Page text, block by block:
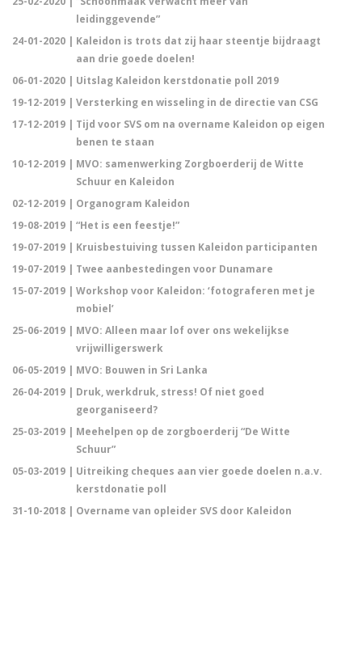
leidinggevende”
24-01-2020 | Kaleidon is trots dat zij haar steentje bijdraagt
aan drie goede doelen!
06-01-2020 | Uitslag Kaleidon kerstdonatie poll 2019
19-12-2019 | Versterking en wisseling in de directie van CSG
17-12-2019 | Tijd voor SVS om na overname Kaleidon op eigen
benen te staan
10-12-2019 | MVO: samenwerking Zorgboerderij de Witte
Schuur en Kaleidon
02-12-2019 | Organogram Kaleidon
19-08-2019 | “Het is een feestje!”
19-07-2019 | Kruisbestuiving tussen Kaleidon participanten
19-07-2019 | Twee aanbestedingen voor Dunamare
15-07-2019 | Workshop voor Kaleidon: ‘fotograferen met je
mobiel’
25-06-2019 | MVO: Alleen maar lof over ons wekelijkse
vrijwilligerswerk
06-05-2019 | MVO: Bouwen in Sri Lanka
26-04-2019 | Druk, werkdruk, stress! Of niet goed
georganiseerd?
25-03-2019 | Meehelpen op de zorgboerderij “De Witte
Schuur”
05-03-2019 | Uitreiking cheques aan vier goede doelen n.a.v.
kerstdonatie poll
31-10-2018 | Overname van opleider SVS door Kaleidon